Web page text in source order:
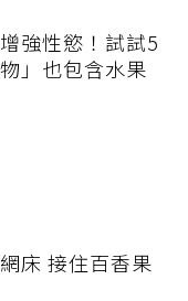
強性慾！試試5
」也包含水果
床 接住百香果